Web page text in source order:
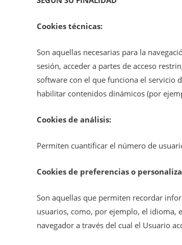
Cookies técnicas:
Son aquellas necesarias para la
sesión, acceder a partes de acceso
software con el que funciona el servicio
habilitar contenidos dinámicos (por
Cookies de análisis:
Permiten cuantificar el número de
Cookies de preferencias o
Son aquellas que permiten recordar
usuarios, como, por ejemplo, el idioma,
navegador a través del cual el Usuario